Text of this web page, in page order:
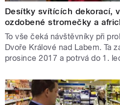
Desítky svítících dekorací,
ozdobené stromečky a
To vše čeká návštěvníky při
Dvoře Králové nad Labem. Ta
prosince 2017 a potrvá do 1.